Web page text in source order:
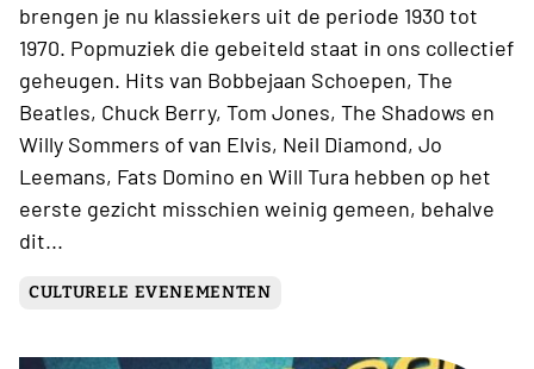
brengen je nu klassiekers uit de periode 1930 tot
1970. Popmuziek die gebeiteld staat in ons collectief
geheugen. Hits van Bobbejaan Schoepen, The
Beatles, Chuck Berry, Tom Jones, The Shadows en
Willy Sommers of van Elvis, Neil Diamond, Jo
Leemans, Fats Domino en Will Tura hebben op het
eerste gezicht misschien weinig gemeen, behalve
dit...
CULTURELE EVENEMENTEN